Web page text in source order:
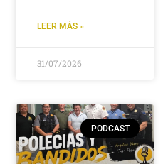
LEER MÁS »
31/07/2026
PODCAST